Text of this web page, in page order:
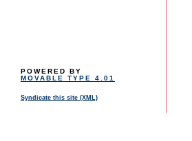
POWERED BY
MOVABLE TYPE 4.01
Syndicate this site (XML)